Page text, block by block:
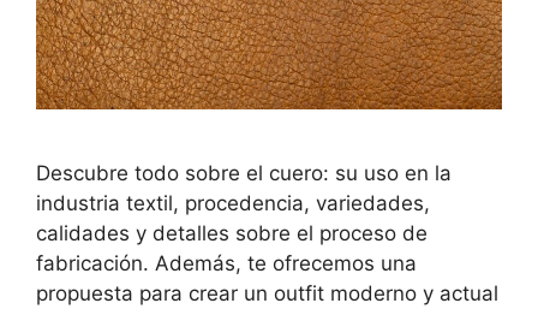
Descubre todo sobre el cuero: su uso en la
industria textil, procedencia, variedades,
calidades y detalles sobre el proceso de
fabricación. Además, te ofrecemos una
propuesta para crear un outfit moderno y actual